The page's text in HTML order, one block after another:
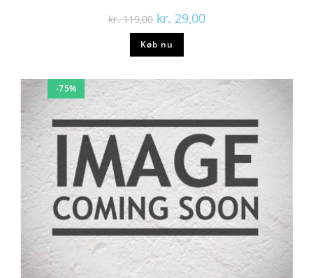
kr.119,00 kr. 29,00
Køb nu
-75%